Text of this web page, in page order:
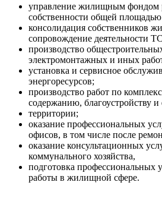
управление жилищным фондом
собственности общей
консолидация собственников
сопровождение деятельности
производство
электромонтажных и иных
установка и сервисное
энергоресурсов;
производство работ по
содержанию, благоустройству
территории;
оказание профессиональных
офисов, в том числе после
оказание консультационных
коммунального хозяйства,
подготовка профессиональных
работы в жилищной сфере.